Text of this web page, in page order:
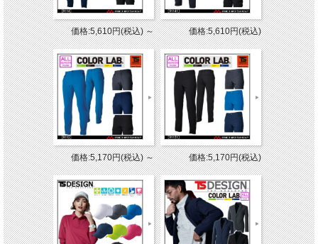
価格:5,610円(税込)～ 価格:5,610円(税込)
価格:5,170円(税込)～ 価格:5,170円(税込)